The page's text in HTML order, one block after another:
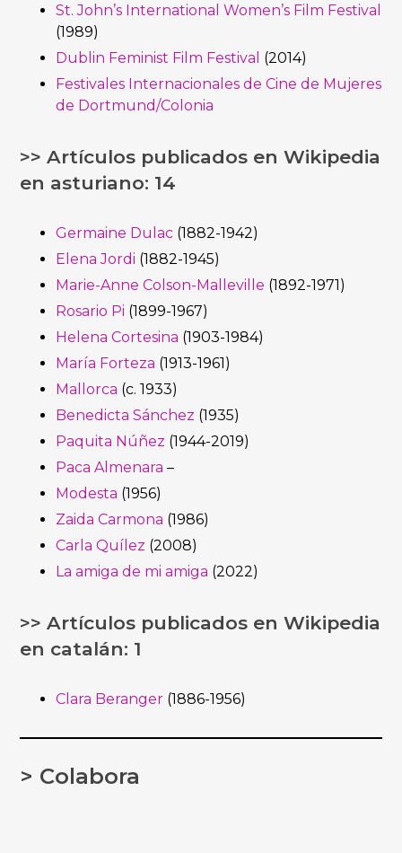
St. John’s International Women’s Film Festival
(1989)
Dublin Feminist Film Festival (2014)
​​Festivales Internacionales de Cine de Mujeres
de Dortmund/Colonia
>> Artículos publicados en Wikipedia
en asturiano: 14
Germaine Dulac (1882-1942)
Elena Jordi (1882-1945)
Marie-Anne Colson-Malleville (1892-1971)
Rosario Pi (1899-1967)
Helena Cortesina (1903-1984)
María Forteza (1913-1961)
Mallorca (c. 1933)
Benedicta Sánchez (1935)
Paquita Núñez (1944-2019)
Paca Almenara –
Modesta (1956)
Zaida Carmona (1986)
Carla Quílez (2008)
La amiga de mi amiga (2022)
>> Artículos publicados en Wikipedia
en catalán: 1
Clara Beranger (1886-1956)
> Colabora